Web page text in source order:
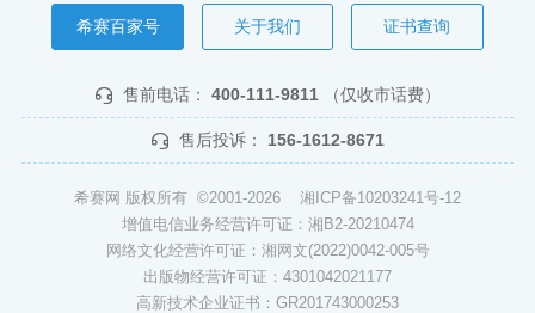
希赛百家号 关于我们 证书查询
售前电话： 400-111-9811 （仅收市话费）
售后投诉： 156-1612-8671
希赛网 版权所有 ©2001-2026 湘ICP备10203241号-12
增值电信业务经营许可证：湘B2-20210474
网络文化经营许可证：湘网文(2022)0042-005号
出版物经营许可证：4301042021177
高新技术企业证书：GR201743000253